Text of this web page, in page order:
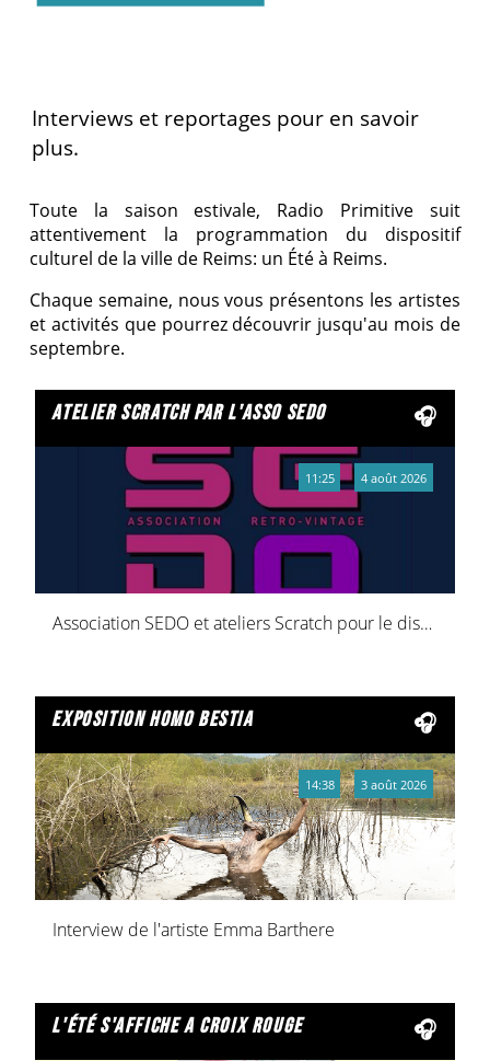
Interviews et reportages pour en savoir
plus.
Toute la saison estivale, Radio Primitive suit
attentivement la programmation du dispositif
culturel de la ville de Reims: un Été à Reims.
Chaque semaine, nous vous présentons les artistes
et activités que pourrez découvrir jusqu'au mois de
septembre.
atelier scratch par l'asso sedo
Association SEDO et ateliers Scratch pour le dispositif "ça bouge dans vos quartiers !"
11:25 4 août 2026
exposition homo bestia
Interview de l'artiste Emma Barthere
14:38 3 août 2026
l'été s'affiche a croix rouge